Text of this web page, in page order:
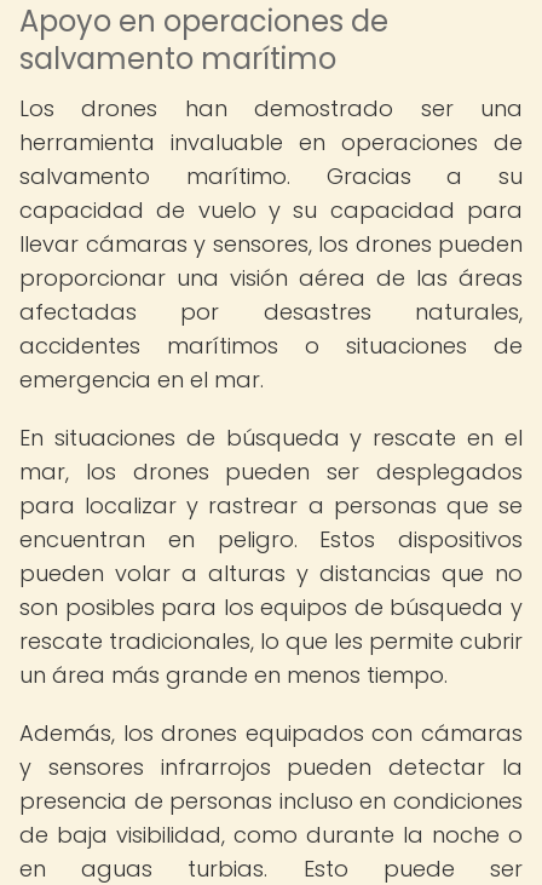
Apoyo en operaciones de
salvamento marítimo
Los drones han demostrado ser una
herramienta invaluable en operaciones de
salvamento marítimo. Gracias a su
capacidad de vuelo y su capacidad para
llevar cámaras y sensores, los drones pueden
proporcionar una visión aérea de las áreas
afectadas por desastres naturales,
accidentes marítimos o situaciones de
emergencia en el mar.
En situaciones de búsqueda y rescate en el
mar, los drones pueden ser desplegados
para localizar y rastrear a personas que se
encuentran en peligro. Estos dispositivos
pueden volar a alturas y distancias que no
son posibles para los equipos de búsqueda y
rescate tradicionales, lo que les permite cubrir
un área más grande en menos tiempo.
Además, los drones equipados con cámaras
y sensores infrarrojos pueden detectar la
presencia de personas incluso en condiciones
de baja visibilidad, como durante la noche o
en aguas turbias. Esto puede ser